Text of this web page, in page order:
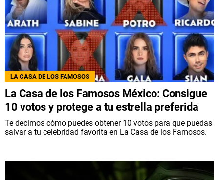
LA CASA DE LOS FAMOSOS
La Casa de los Famosos México: Consigue
10 votos y protege a tu estrella preferida
Te decimos cómo puedes obtener 10 votos para que puedas
salvar a tu celebridad favorita en La Casa de los Famosos.